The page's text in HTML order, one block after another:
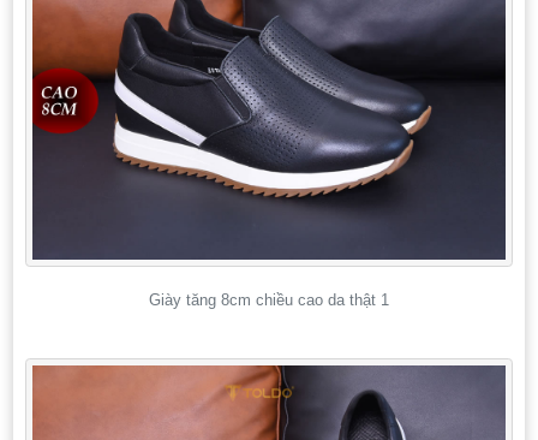
Giày tăng 8cm chiều cao da thật 1